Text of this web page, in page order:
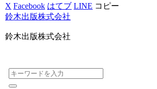
X Facebook はてブ LINE コピー
鈴木出版株式会社
鈴木出版株式会社